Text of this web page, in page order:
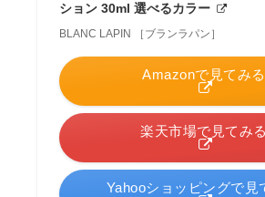
ション 30ml 選べるカラー
BLANC LAPIN ［ブランラパン］
Amazonで見てみる
楽天市場で見てみる
Yahooショッピングで見